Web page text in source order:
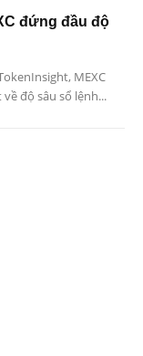
đứng đầu độ
MEXC
độ sâu sổ lệnh...